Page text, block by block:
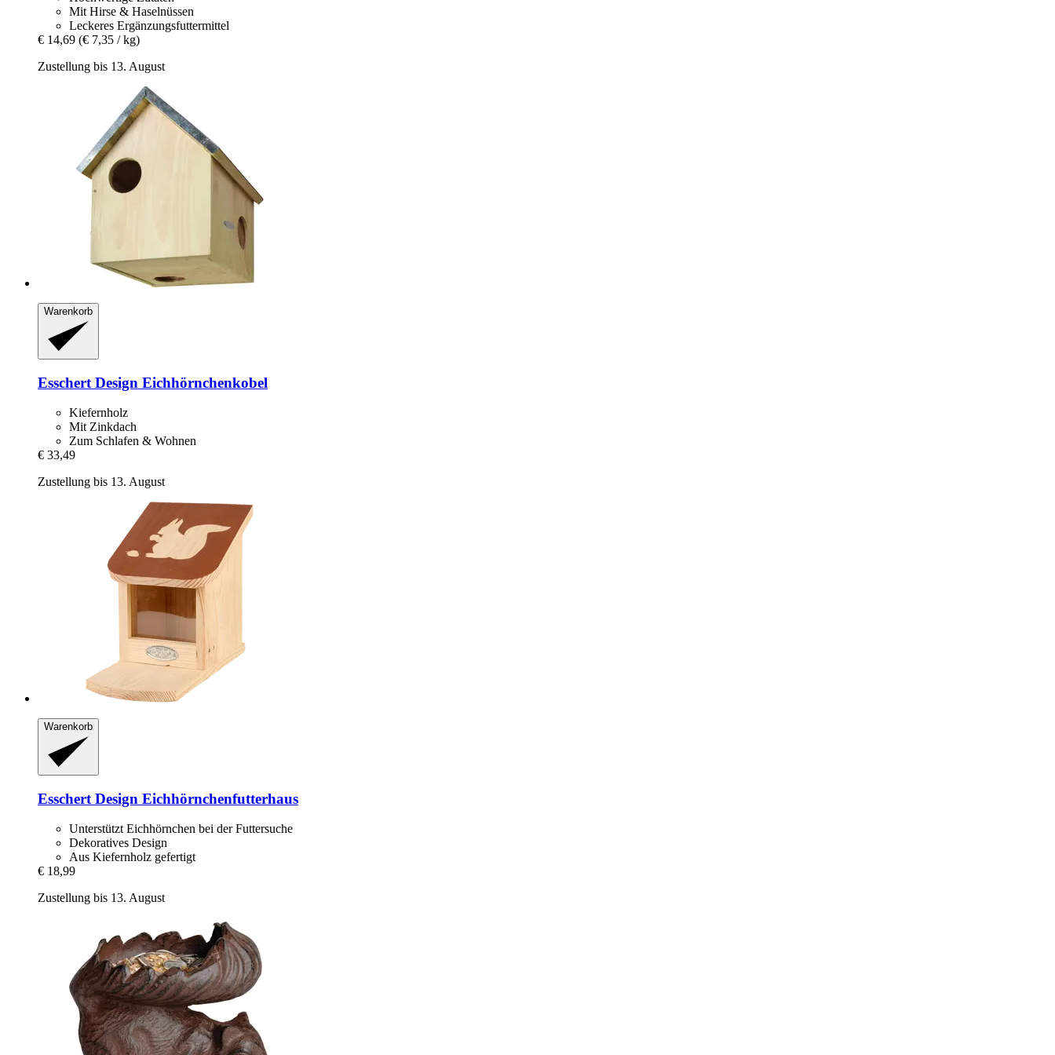
Mit Hirse & Haselnüssen
Leckeres Ergänzungsfuttermittel
€ 14,69 (€ 7,35 / kg)
Zustellung bis 13. August
Warenkorb
Esschert Design Eichhörnchenkobel
Kiefernholz
Mit Zinkdach
Zum Schlafen & Wohnen
€ 33,49
Zustellung bis 13. August
Warenkorb
Esschert Design Eichhörnchenfutterhaus
Unterstützt Eichhörnchen bei der Futtersuche
Dekoratives Design
Aus Kiefernholz gefertigt
€ 18,99
Zustellung bis 13. August